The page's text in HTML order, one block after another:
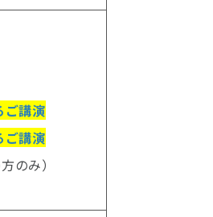
ご講演
ご講演
のみ）